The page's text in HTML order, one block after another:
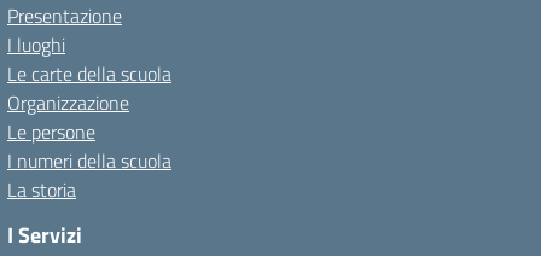
Presentazione
I luoghi
Le carte della scuola
Organizzazione
Le persone
I numeri della scuola
La storia
I Servizi